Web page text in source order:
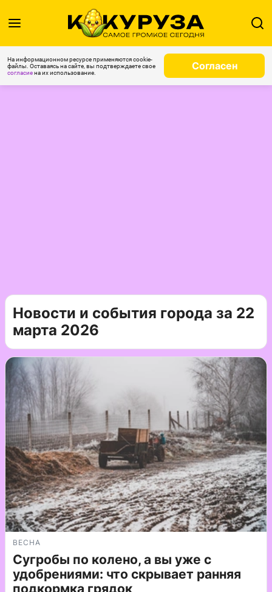
На информационном ресурсе применяются cookie-
файлы. Оставаясь на сайте, вы подтверждаете свое
согласиена их использование.
Согласен
Новости и события города за 22
марта 2026
ВЕСНА
Сугробы по колено, а вы уже с
удобрениями: что скрывает ранняя
подкормка грядок